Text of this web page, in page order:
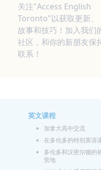
关注"Access English
Toronto"以获取更新、
故事和技巧！加入我们
社区，和你的新朋友保
联系！
英文课程
加拿大高中交流
在多伦多的特别英语
多伦多和汉密尔顿的
营地